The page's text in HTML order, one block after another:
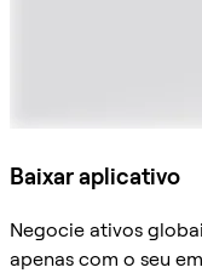
Baixar aplicativo
Negocie ativos
apenas com o seu